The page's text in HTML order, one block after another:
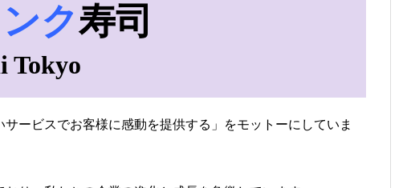
寿司
Tokyo
ービスでお客様に感動を提供する」をモットーにしていま